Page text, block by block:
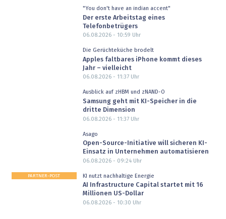
"You don't have an indian accent"
Der erste Arbeitstag eines
Telefonbetrügers
06.08.2026 - 10:59 Uhr
Die Gerüchteküche brodelt
Apples faltbares iPhone kommt dieses
Jahr – vielleicht
06.08.2026 - 11:37Uhr
Ausblick auf zHBM und zNAND-O
Samsung geht mit KI-Speicher in die
dritte Dimension
06.08.2026 - 11:37Uhr
Asago
Open-Source-Initiative will sicheren KI-
Einsatz in Unternehmen automatisieren
06.08.2026 - 09:24Uhr
PARTNER-POST KI nutzt nachhaltige Energie
AI Infrastructure Capital startet mit 16
Millionen US-Dollar
06.08.2026 - 10:30 Uhr